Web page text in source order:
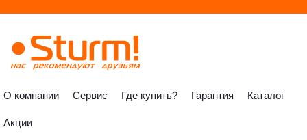
О компании Сервис Где купить? Гарантия Каталог
Акции